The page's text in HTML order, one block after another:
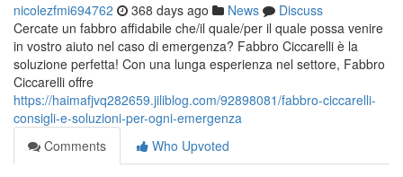
nicolezfmi694762 368 days ago News
Discuss
Cercate un fabbro affidabile che/il quale/per il quale possa venire
in vostro aiuto nel caso di emergenza? Fabbro Ciccarelli è la
soluzione perfetta! Con una lunga esperienza nel settore, Fabbro
Ciccarelli offre
https://haimafjvq282659.jiliblog.com/92898081/fabbro-ciccarelli-
consigli-e-soluzioni-per-ogni-emergenza
Comments
Who Upvoted